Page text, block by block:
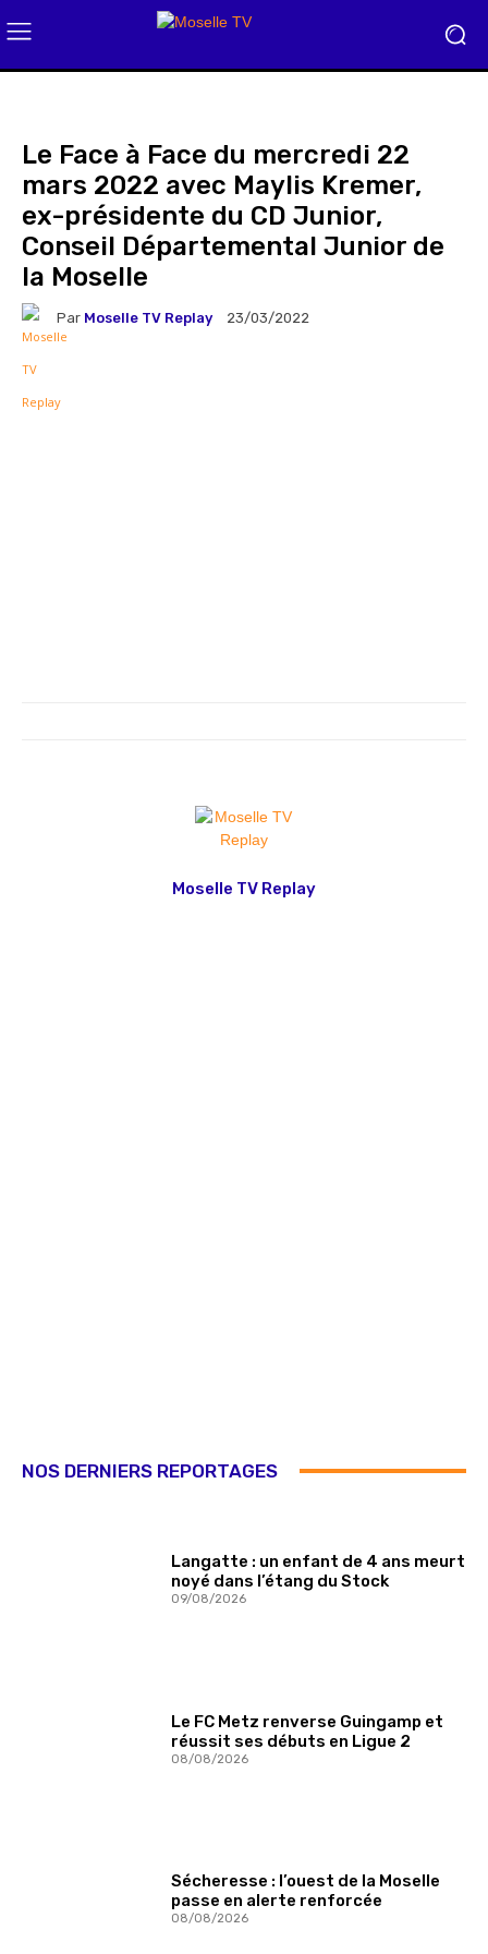
Le Face à Face du mercredi 22
mars 2022 avec Maylis Kremer,
ex-présidente du CD Junior,
Conseil Départemental Junior de
la Moselle
Par Moselle TV Replay 23/03/2022
Moselle TV Replay
NOS DERNIERS REPORTAGES
Langatte : un enfant de 4 ans meurt
noyé dans l’étang du Stock
09/08/2026
Le FC Metz renverse Guingamp et
réussit ses débuts en Ligue 2
08/08/2026
Sécheresse : l’ouest de la Moselle
passe en alerte renforcée
08/08/2026